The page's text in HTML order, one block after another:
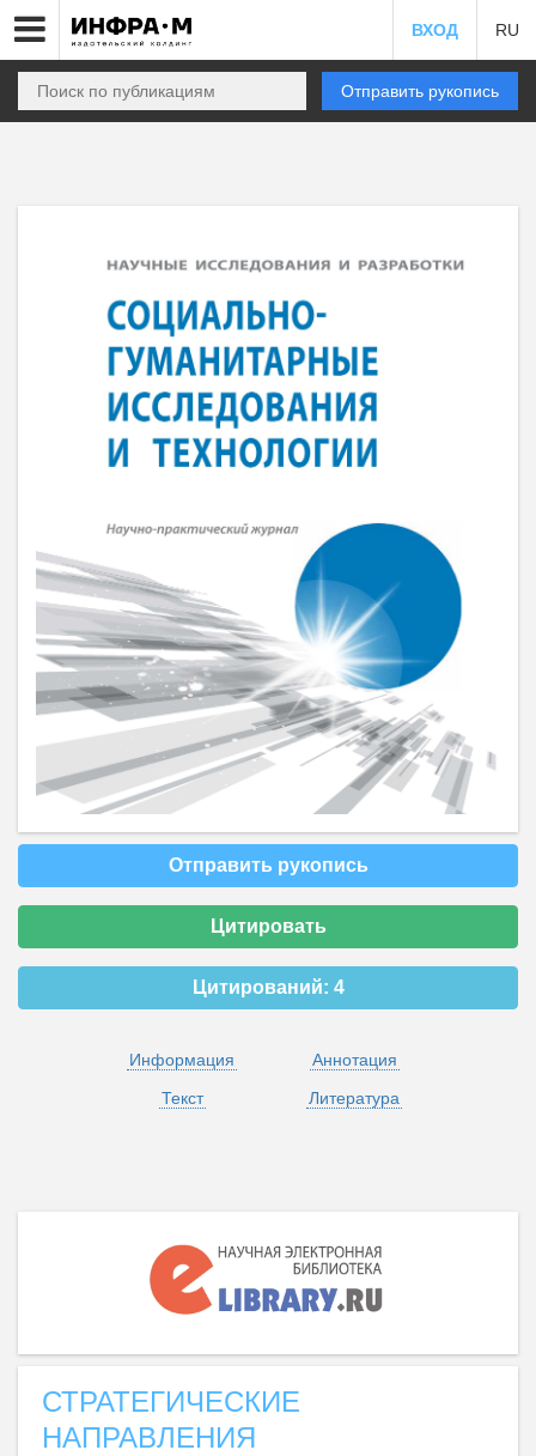
ВХОД RU
Отправить рукопись
Отправить рукопись
Цитировать
Цитирований: 4
Информация
Аннотация
Текст
Литература
СТРАТЕГИЧЕСКИЕ
НАПРАВЛЕНИЯ